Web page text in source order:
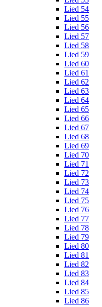
Lied 54
Lied 55
Lied 56
Lied 57
Lied 58
Lied 59
Lied 60
Lied 61
Lied 62
Lied 63
Lied 64
Lied 65
Lied 66
Lied 67
Lied 68
Lied 69
Lied 70
Lied 71
Lied 72
Lied 73
Lied 74
Lied 75
Lied 76
Lied 77
Lied 78
Lied 79
Lied 80
Lied 81
Lied 82
Lied 83
Lied 84
Lied 85
Lied 86